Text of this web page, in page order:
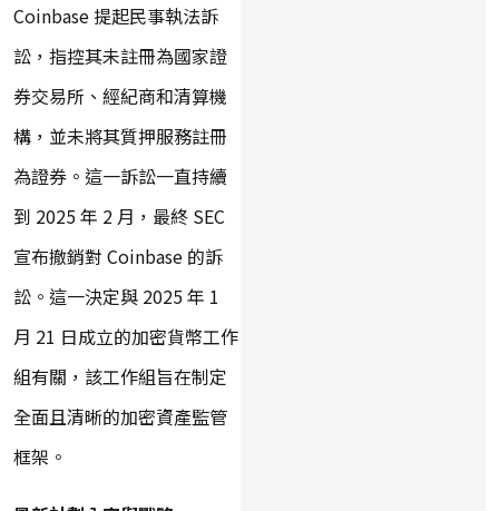
Coinbase 提起民事執法訴
訟，指控其未註冊為國家證
券交易所、經紀商和清算機
構，並未將其質押服務註冊
為證券。這一訴訟一直持續
到 2025 年 2 月，最終 SEC
宣布撤銷對 Coinbase 的訴
訟。這一決定與 2025 年 1
月 21 日成立的加密貨幣工作
組有關，該工作組旨在制定
全面且清晰的加密資產監管
框架。